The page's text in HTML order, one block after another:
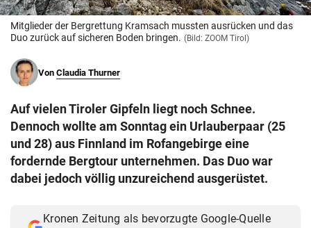
Mitglieder der Bergrettung Kramsach mussten ausrücken und das
Duo zurück auf sicheren Boden bringen. (Bild: ZOOM Tirol)
Von Claudia Thurner
Auf vielen Tiroler Gipfeln liegt noch Schnee.
Dennoch wollte am Sonntag ein Urlauberpaar (25
und 28) aus Finnland im Rofangebirge eine
fordernde Bergtour unternehmen. Das Duo war
dabei jedoch völlig unzureichend ausgerüstet.
Kronen Zeitung als bevorzugte Google-Quelle